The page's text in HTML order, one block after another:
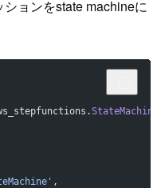
ョンをstate machineに
,